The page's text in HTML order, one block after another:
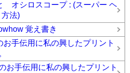
オシロスコープ : (スーパー ヘ
法)
覚え書き
手伝用に私の興したプリント
お手伝用に私の興したプリント